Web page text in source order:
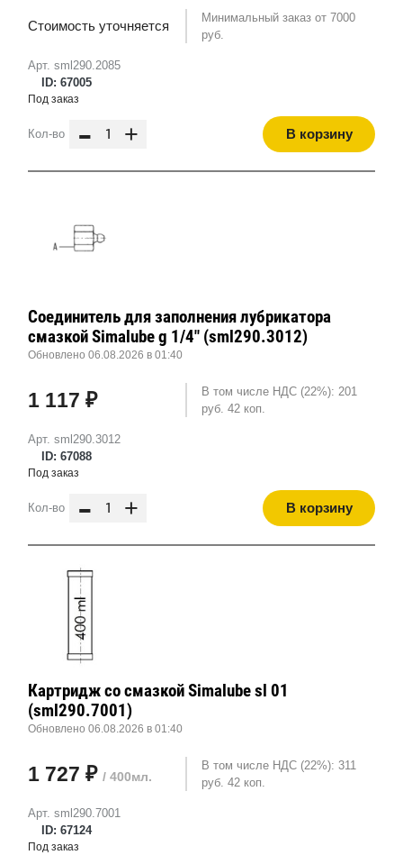
Арт. sml290.2085
ID: 67005
Стоимость уточняется
Минимальный заказ от 7000
руб.
Под заказ
Кол-во - + В корзину
Арт. sml290.3012
ID: 67088
Соединитель для заполнения лубрикатора
смазкой Simalube g 1/4" (sml290.3012)
Обновлено 06.08.2026 в 01:40
1 117 ₽
В том числе НДС (22%): 201
руб. 42 коп.
Под заказ
Кол-во - + В корзину
Арт. sml290.7001
ID: 67124
Картридж со смазкой Simalube sl 01
(sml290.7001)
Обновлено 06.08.2026 в 01:40
1 727 ₽ / 400мл.
В том числе НДС (22%): 311
руб. 42 коп.
Под заказ